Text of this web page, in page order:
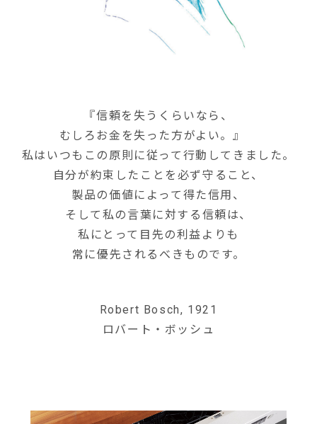
『信頼を失うくらいなら、
むしろお金を失った方がよい。』
私はいつもこの原則に従って行動してきました。
自分が約束したことを必ず守ること、
製品の価値によって得た信用、
そして私の言葉に対する信頼は、
私にとって目先の利益よりも
常に優先されるべきものです。
Robert Bosch, 1921
ロバート・ボッシュ